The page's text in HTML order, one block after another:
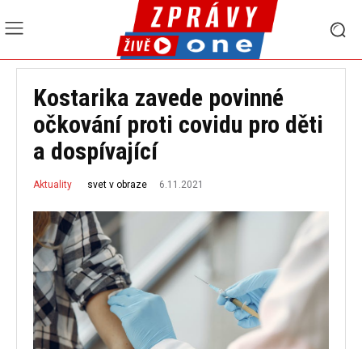
Kostarika zavede povinné
očkování proti covidu pro děti
a dospívající
Aktuality svet v obraze 6.11.2021